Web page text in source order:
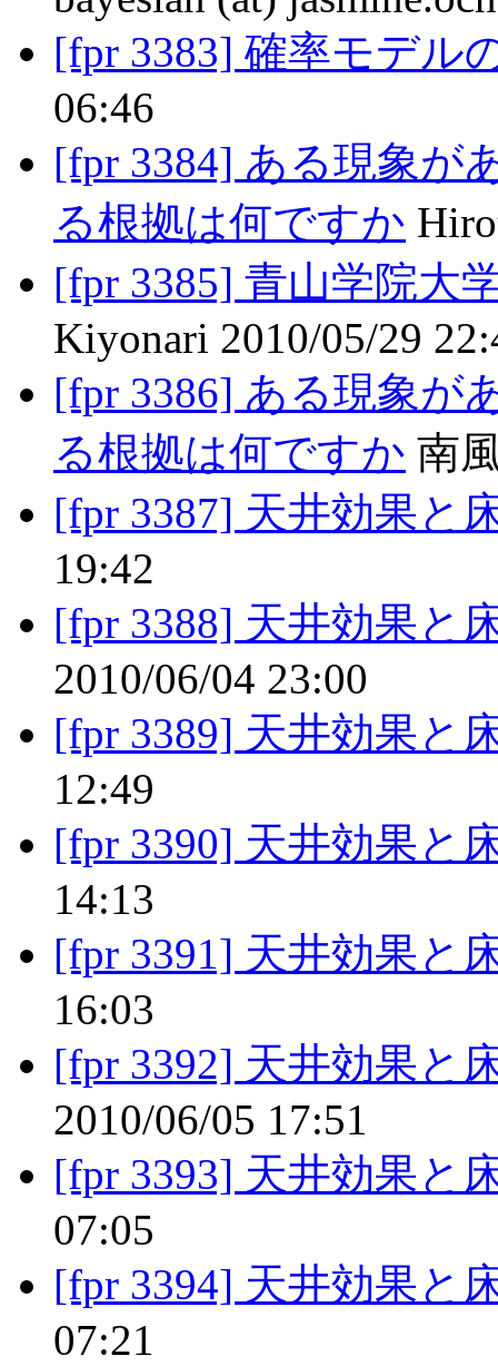
[fpr 3383] 確率モデル
06:46
[fpr 3384] ある現象が
る根拠は何ですか
[fpr 3385] 青山学院
Kiyonari 2010/05/29
[fpr 3386] ある現象が
る根拠は何ですか 南
[fpr 3387] 天井効果と
19:42
[fpr 3388] 天井効果と
2010/06/04 23:00
[fpr 3389] 天井効果と
12:49
[fpr 3390] 天井効果と
14:13
[fpr 3391] 天井効果と
16:03
[fpr 3392] 天井効果と
2010/06/05 17:51
[fpr 3393] 天井効果と
07:05
[fpr 3394] 天井効果と
07:21